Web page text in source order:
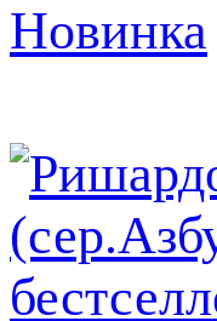
Новинка